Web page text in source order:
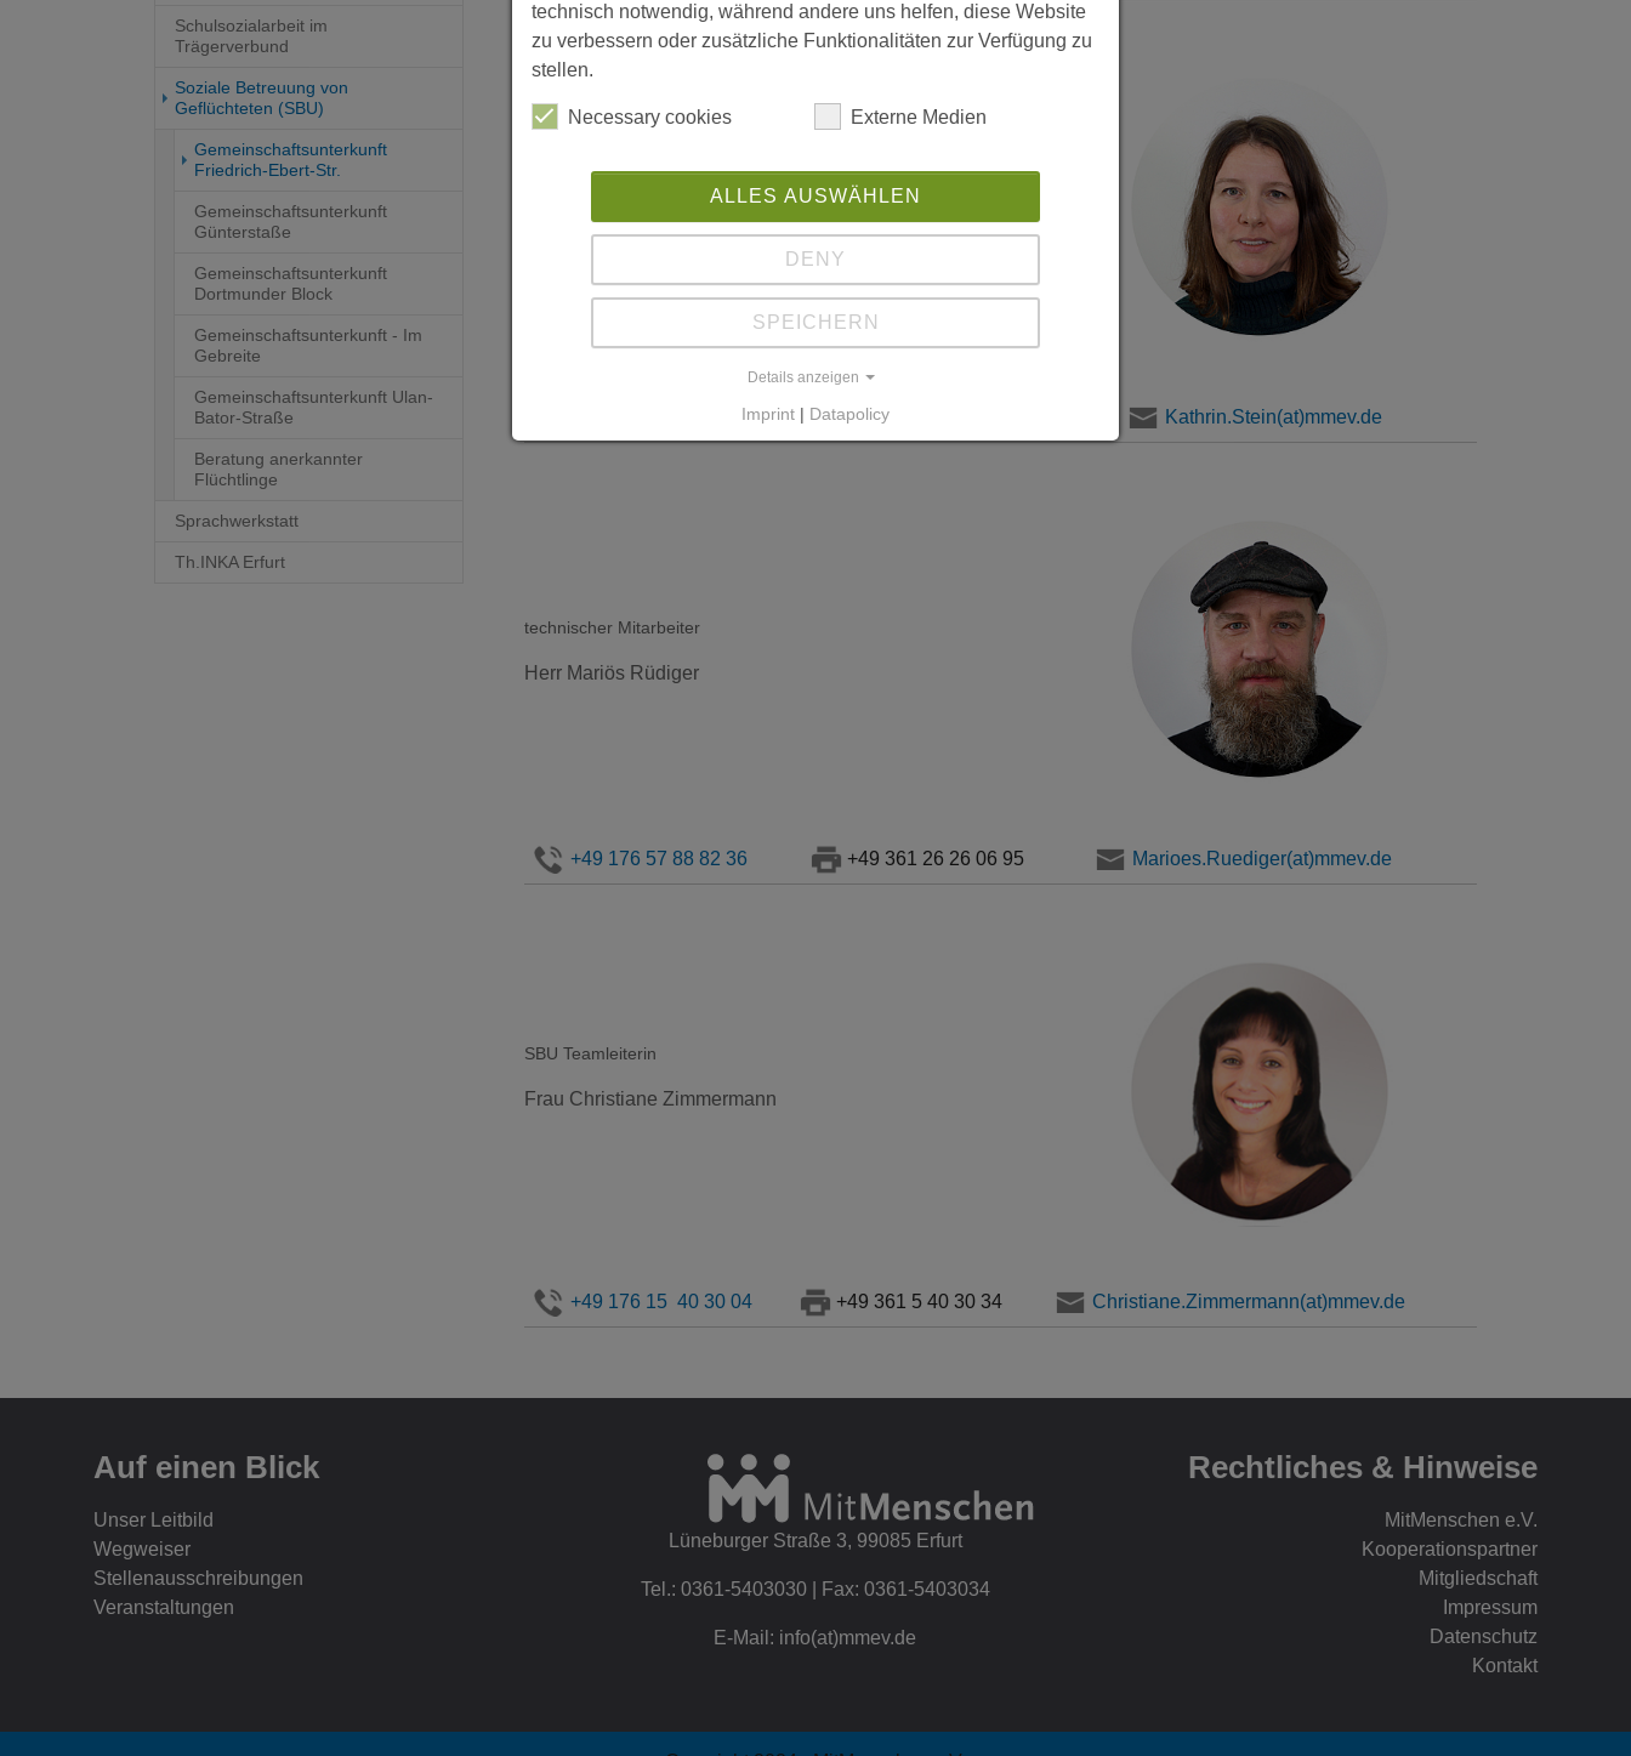
sozialpädagogische Mitarbeiterin
+49 176 15 40 30 40 +49 361 26 26 06 95 Kathrin.Stein(at)mmev.de
technischer Mitarbeiter
Herr Mariös Rüdiger
+49 176 57 88 82 36 +49 361 26 26 06 95 Marioes.Ruediger(at)mmev.de
SBU Teamleiterin
Frau Christiane Zimmermann
+49 176 15 40 30 04 +49 361 5 40 30 34 Christiane.Zimmermann(at)mmev.de
Schulsozialarbeit im
Trägerverbund
Soziale Betreuung von
Geflüchteten (SBU)
Gemeinschaftsunterkunft
Friedrich-Ebert-Str.
Gemeinschaftsunterkunft
Günterstaße
Gemeinschaftsunterkunft
Dortmunder Block
Gemeinschaftsunterkunft - Im
Gebreite
Gemeinschaftsunterkunft Ulan-
Bator-Straße
Beratung anerkannter
Flüchtlinge
Sprachwerkstatt
Th.INKA Erfurt
Auf einen Blick
Unser Leitbild
Wegweiser
Stellenausschreibungen
Veranstaltungen
Lüneburger Straße 3, 99085 Erfurt
Tel.: 0361-5403030 | Fax: 0361-5403034
E-Mail: info(at)mmev.de
Rechtliches & Hinweise
MitMenschen e.V.
Kooperationspartner
Mitgliedschaft
Impressum
Datenschutz
Kontakt
technisch notwendig, während andere uns helfen, diese Website
zu verbessern oder zusätzliche Funktionalitäten zur Verfügung zu
stellen.
Necessary cookies Externe Medien
ALLES AUSWÄHLEN
DENY
SPEICHERN
Details anzeigen
Imprint | Datapolicy